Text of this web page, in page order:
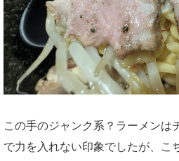
この手のジャンク系？ラーメンは
で力を入れない印象でしたが、こ